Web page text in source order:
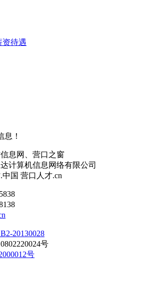
资待遇
！
息网、营口之窗
计算机信息网络有限公司
国 营口人才.cn
20130028
号
号